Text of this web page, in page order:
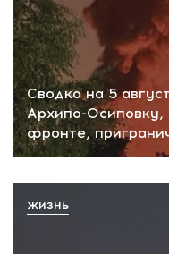
Сводка на 5
Архипо-
фронте,
ЖИЗНЬ